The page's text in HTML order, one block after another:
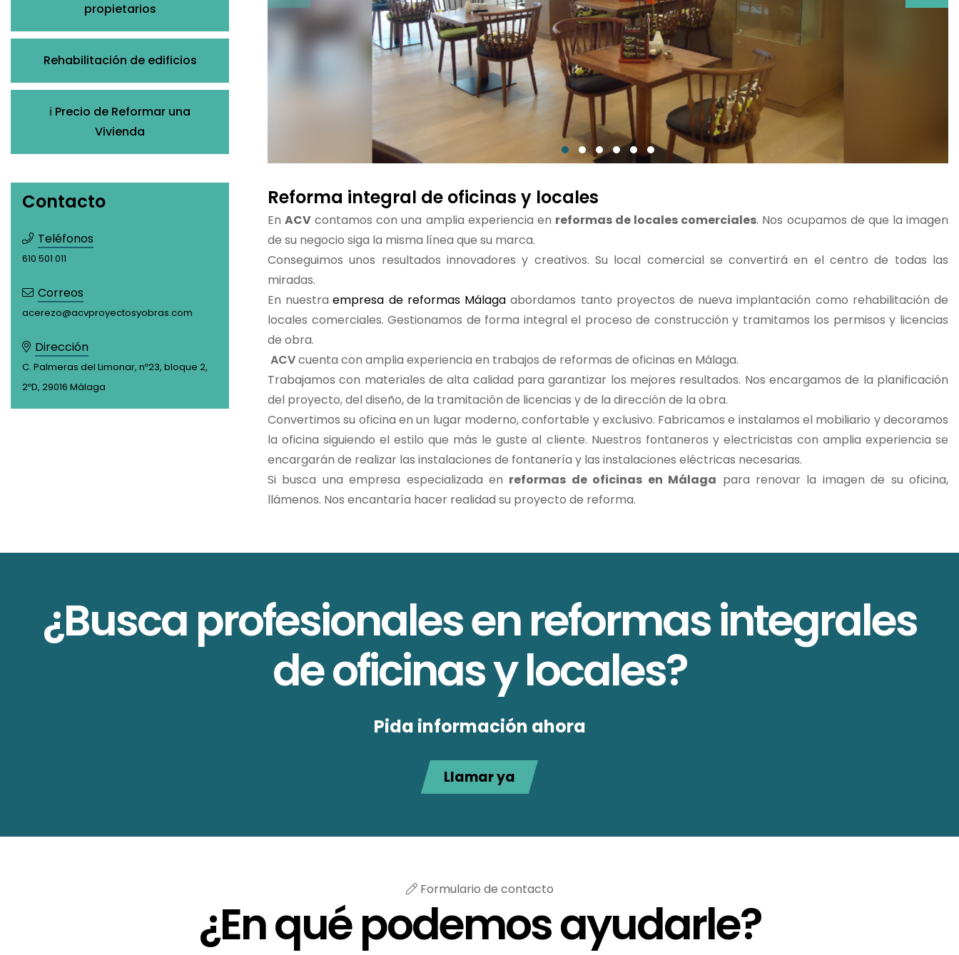
propietarios
Rehabilitación de edificios
ℹ️ Precio de Reformar una
Vivienda
Contacto
Teléfonos
610 501 011
Correos
acerezo@acvproyectosyobras.com
Dirección
C. Palmeras del Limonar, nº23, bloque 2,
2ºD, 29016 Málaga
Reforma integral de oficinas y locales
EnACV contamos con una amplia experiencia en reformas de locales comerciales. Nos ocupamos de que la imagen
de su negocio siga la misma línea que su marca.
Conseguimos unos resultados innovadores y creativos. Su local comercial se convertirá en el centro de todas las
miradas.
En nuestra empresa de reformas Málaga abordamos tanto proyectos de nueva implantación como rehabilitación de
locales comerciales. Gestionamos de forma integral el proceso de construcción y tramitamos los permisos y licencias
de obra.
ACVcuenta con amplia experiencia en trabajos de reformas de oficinas en Málaga.
Trabajamos con materiales de alta calidad para garantizar los mejores resultados. Nos encargamos de la planificación
del proyecto, del diseño, de la tramitación de licencias y de la dirección de la obra.
Convertimos su oficina en un lugar moderno, confortable y exclusivo. Fabricamos e instalamos el mobiliario y decoramos
la oficina siguiendo el estilo que más le guste al cliente. Nuestros fontaneros y electricistas con amplia experiencia se
encargarán de realizar las instalaciones de fontanería y las instalaciones eléctricas necesarias.
Si busca una empresa especializada en reformas de oficinas en Málaga para renovar la imagen de su oficina,
llámenos. Nos encantaría hacer realidad su proyecto de reforma.
¿Busca profesionales en reformas integrales
de oficinas y locales?
Pida información ahora
Llamar ya
Formulario de contacto
¿En qué podemos ayudarle?